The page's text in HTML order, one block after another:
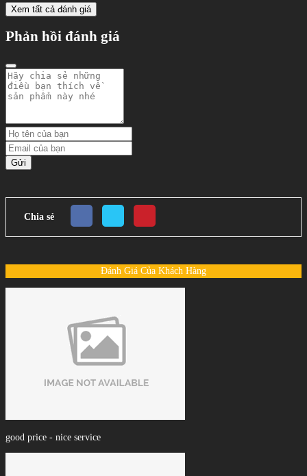
Xem tất cả đánh giá
Phản hồi đánh giá
Gửi
Chia sẻ
Đánh Giá Của Khách Hàng
good price - nice service